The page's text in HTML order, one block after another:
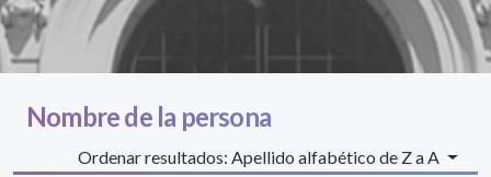
Nombre de la persona
Ordenar resultados: Apellido alfabético de Z a A